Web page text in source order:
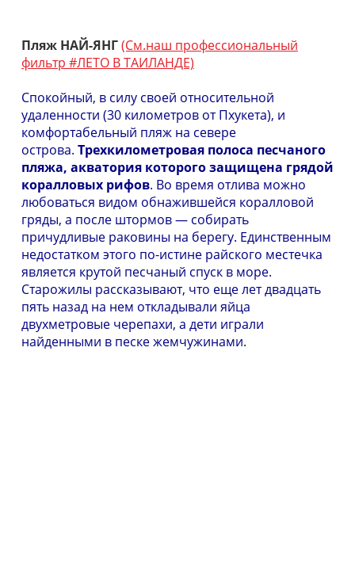
Пляж НАЙ-ЯНГ(См.наш профессиональный
фильтр #ЛЕТО В ТАИЛАНДЕ)
Спокойный, в силу своей относительной
удаленности (30 километров от Пхукета), и
комфортабельный пляж на севере
острова. Трехкилометровая полоса песчаного
пляжа, акватория которого защищена грядой
коралловых рифов. Во время отлива можно
любоваться видом обнажившейся коралловой
гряды, а после штормов — собирать
причудливые раковины на берегу. Единственным
недостатком этого по-истине райского местечка
является крутой песчаный спуск в море.
Старожилы рассказывают, что еще лет двадцать
пять назад на нем откладывали яйца
двухметровые черепахи, а дети играли
найденными в песке жемчужинами.